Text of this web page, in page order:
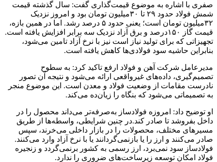
صفری با اشاره به موضوع قیمت‌گذاری گفت: سال گذشته قیمت
شمش فولاد حدود ۲۹ تا ۳۰‌میلیون تومان بود و امروز نزدیک
۳۲‌میلیون تومان است؛ یعنی حدود ۵ درصد رشد. اما در همین بازه،
قیمت گاز ۱۵۰درصد و برق آزاد نزدیک سه برابر افزایش یافته است.
تجهیزاتی که برای تولید نیاز است نیز با نرخ آزاد تامین می‌شود،
بنابراین حاشیه سود فولادی‌ها کاهش یافته است.
مدیرعامل شرکت آهن و فولاد ارفع تاکید کرد: به سطوح
تصمیم‌گیری، داده‌های غیرواقعی ارائه می‌شود و نتیجه آن تصور
نادرست مقامات از وضعیت فولاد و معدن است. این موضوع منجر
به تصمیماتی می‌شود که بنگاه را زیان‌ده می‌کند.
او توضیح داد: امروزه فولادساز به‌صرفه‌تر می‌داند محصول را در
داخل بفروشد تا صادر کند.در چنین شرایطی، واسطه‌ها از طریق
مسیرهای مختلف، محصولات را در بازار داخلی می‌خرند، سپس
صادر می‌کنند و ارز را یا بازنمی‌گردانند یا با نرخ آزاد وارد می‌کنند.
فولادساز سود نمی‌برد، ارز رسمی به کشور برنمی‌گردد و زنجیره
فولاد امکان توسعه زیرساخت‌های ضروری را ندارد.